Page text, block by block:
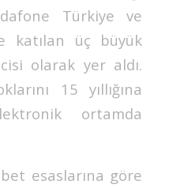
Türkiye ve
katılan üç büyük
olarak yer aldı.
15 yıllığına
ortamda
esaslarına göre